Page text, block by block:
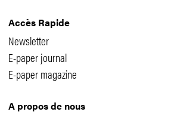
Accès Rapide
Newsletter
E-paper journal
E-paper magazine
A propos de nous